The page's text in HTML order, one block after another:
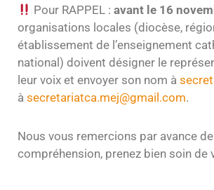
Pour RAPPEL :avant le 16
organisations locales (diocèse,
établissement de l’enseignement
national) doivent désigner le
leur voix et envoyer son nom à
à secretariatca.mej@gmail.com.
Nous vous remercions par avance
compréhension, prenez bien soin de